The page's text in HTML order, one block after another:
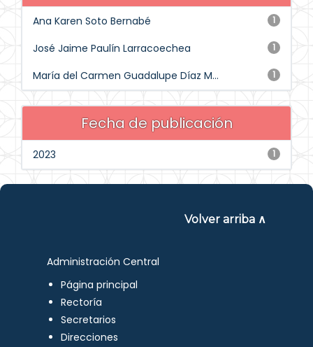
1
Ana Karen Soto Bernabé
1
José Jaime Paulín Larracoechea
1
María del Carmen Guadalupe Díaz M...
Fecha de publicación
1
2023
Volver arriba ∧
Administración Central
Página principal
Rectoría
Secretarios
Direcciones